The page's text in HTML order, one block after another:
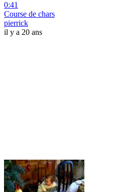
0:41
Course de chars
pierrick
il y a 20 ans